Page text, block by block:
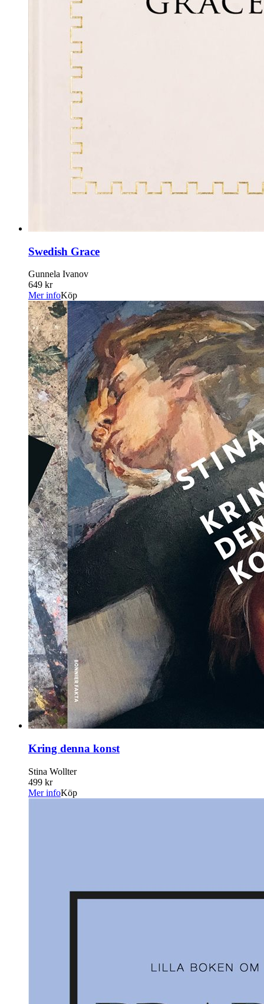
Swedish Grace
Gunnela Ivanov
649 kr
Mer infoKöp
Kring denna konst
Stina Wollter
499 kr
Mer infoKöp